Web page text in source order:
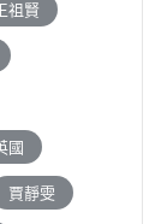
祖賢
國
賈靜雯